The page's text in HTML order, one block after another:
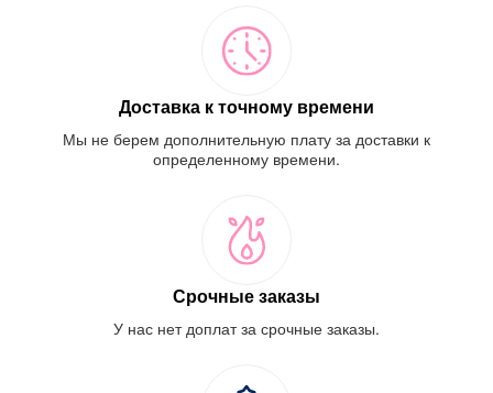
Доставка к точному времени
Мы не берем дополнительную плату за доставки к
определенному времени.
Срочные заказы
У нас нет доплат за срочные заказы.